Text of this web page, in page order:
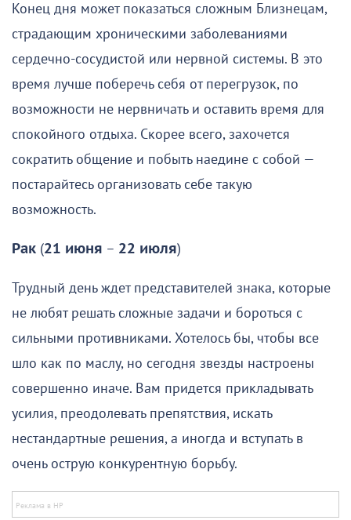
Конец дня может показаться сложным Близнецам,
страдающим хроническими заболеваниями
сердечно-сосудистой или нервной системы. В это
время лучше поберечь себя от перегрузок, по
возможности не нервничать и оставить время для
спокойного отдыха. Скорее всего, захочется
сократить общение и побыть наедине с собой —
постарайтесь организовать себе такую
возможность.
Рак (21 июня – 22 июля)
Трудный день ждет представителей знака, которые
не любят решать сложные задачи и бороться с
сильными противниками. Хотелось бы, чтобы все
шло как по маслу, но сегодня звезды настроены
совершенно иначе. Вам придется прикладывать
усилия, преодолевать препятствия, искать
нестандартные решения, а иногда и вступать в
очень острую конкурентную борьбу.